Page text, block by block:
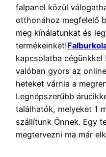
falpanel közül
otthonához megfelelő
meg kínálatunkat és
termékeinket!
kapcsolatba
valóban gyors az
heteket várnia a
Legnépszerűbb
találhatók, melyeket 1
szállítunk Önnek. Egy
megtervezni ma már